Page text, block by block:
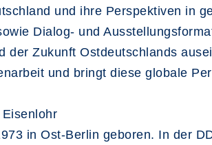
und ihre Perspektiven in
Dialog- und
der Zukunft Ostdeutschlands
und bringt diese globale
in Ost-Berlin geboren. In der